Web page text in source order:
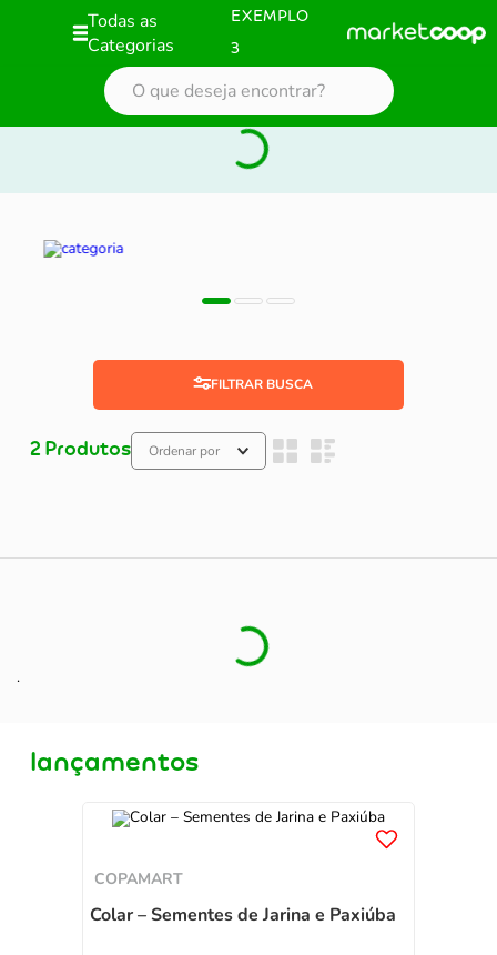
Todas as
Categorias
EXEMPLO
3
FILTRAR
2 Produtos Ordenar por
.
lançamentos
COPAMART
Colar – Sementes de Jarina e Paxiúba